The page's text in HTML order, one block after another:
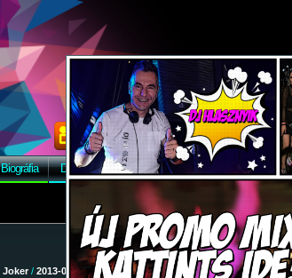
Biográfia Discográfia Képek Letöltés Vendégkönyv
Joker / 2013-08-02 - Dinnye After! / 4